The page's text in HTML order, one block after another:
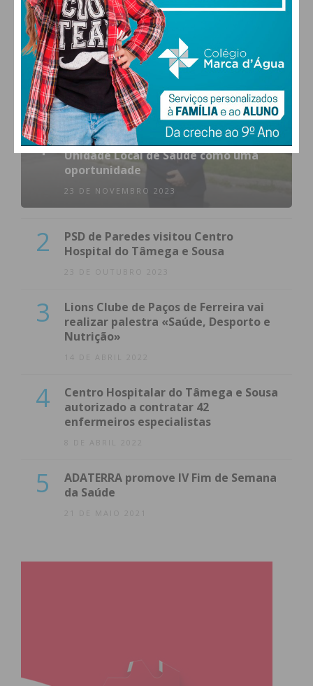
1
(VÍDEO) Carlos Alberto Silva vê
Unidade Local de Saúde como uma
oportunidade
23 DE NOVEMBRO 2023
2
PSD de Paredes visitou Centro
Hospital do Tâmega e Sousa
23 DE OUTUBRO 2023
3
Lions Clube de Paços de Ferreira vai
realizar palestra «Saúde, Desporto e
Nutrição»
14 DE ABRIL 2022
4
Centro Hospitalar do Tâmega e Sousa
autorizado a contratar 42
enfermeiros especialistas
8 DE ABRIL 2022
5
ADATERRA promove IV Fim de Semana
da Saúde
21 DE MAIO 2021